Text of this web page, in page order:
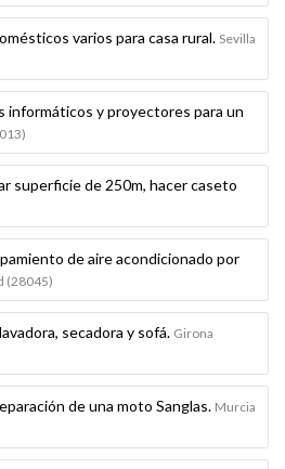
varios para casa rural. Sevilla
informáticos y proyectores para un
superficie de 250m, hacer caseto
de aire acondicionado por
(28045)
secadora y sofá. Girona
de una moto Sanglas. Murcia